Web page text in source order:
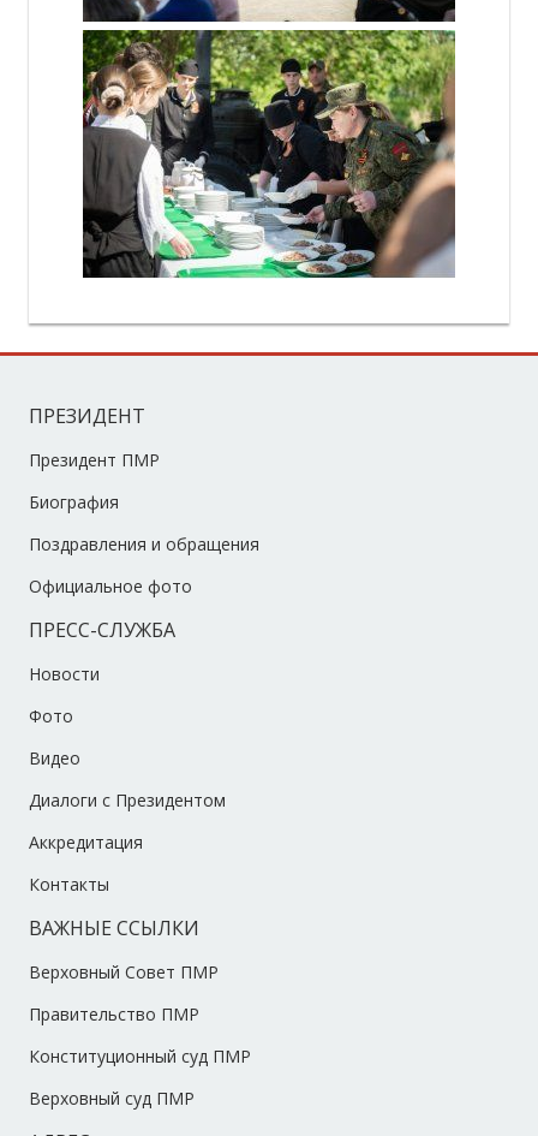
ПРЕЗИДЕНТ
Президент ПМР
Биография
Поздравления и обращения
Официальное фото
ПРЕСС-СЛУЖБА
Новости
Фото
Видео
Диалоги с Президентом
Аккредитация
Контакты
ВАЖНЫЕ ССЫЛКИ
Верховный Совет ПМР
Правительство ПМР
Конституционный суд ПМР
Верховный суд ПМР